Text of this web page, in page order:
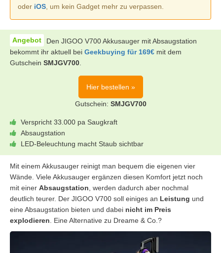
oder iOS , um kein Gadget mehr zu verpassen.
Den JIGOO V700 Akkusauger mit Absaugstation
bekommt ihr aktuell bei Geekbuying für 169€ mit dem
Gutschein SMJGV700
Hier bestellen »
Gutschein: SMJGV700
Verspricht 33.000 pa Saugkraft
Absaugstation
LED-Beleuchtung macht Staub sichtbar
Mit einem Akkusauger reinigt man bequem die eigenen vier
Wände. Viele Akkusauger ergänzen diesen Komfort jetzt noch
mit einer Absaugstation , werden dadurch aber nochmal
deutlich teurer. Der JIGOO V700 soll einiges an Leistung und
eine Absaugstation bieten und dabei nicht im Preis
explodieren . Eine Alternative zu Dreame & Co.?